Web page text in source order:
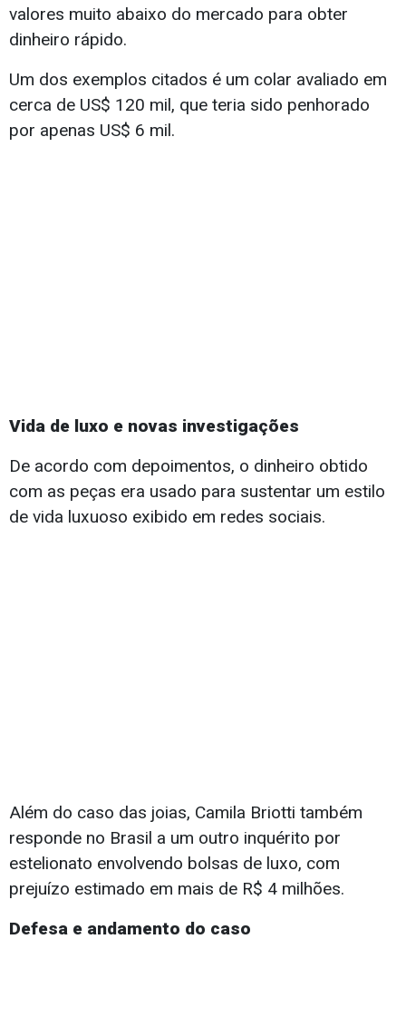
valores muito abaixo do mercado para obter
dinheiro rápido.
Um dos exemplos citados é um colar avaliado em
cerca de US$ 120 mil, que teria sido penhorado
por apenas US$ 6 mil.
Vida de luxo e novas investigações
De acordo com depoimentos, o dinheiro obtido
com as peças era usado para sustentar um estilo
de vida luxuoso exibido em redes sociais.
Além do caso das joias, Camila Briotti também
responde no Brasil a um outro inquérito por
estelionato envolvendo bolsas de luxo, com
prejuízo estimado em mais de R$ 4 milhões.
Defesa e andamento do caso